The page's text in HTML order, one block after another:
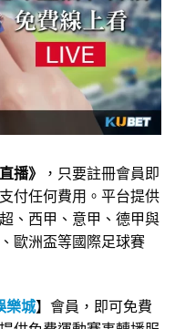
播》
，只要註冊會員即
付任何費用。平台提供
、西甲、意甲、德甲與
歐洲盃等國際足球賽
樂城】會員，即可免費